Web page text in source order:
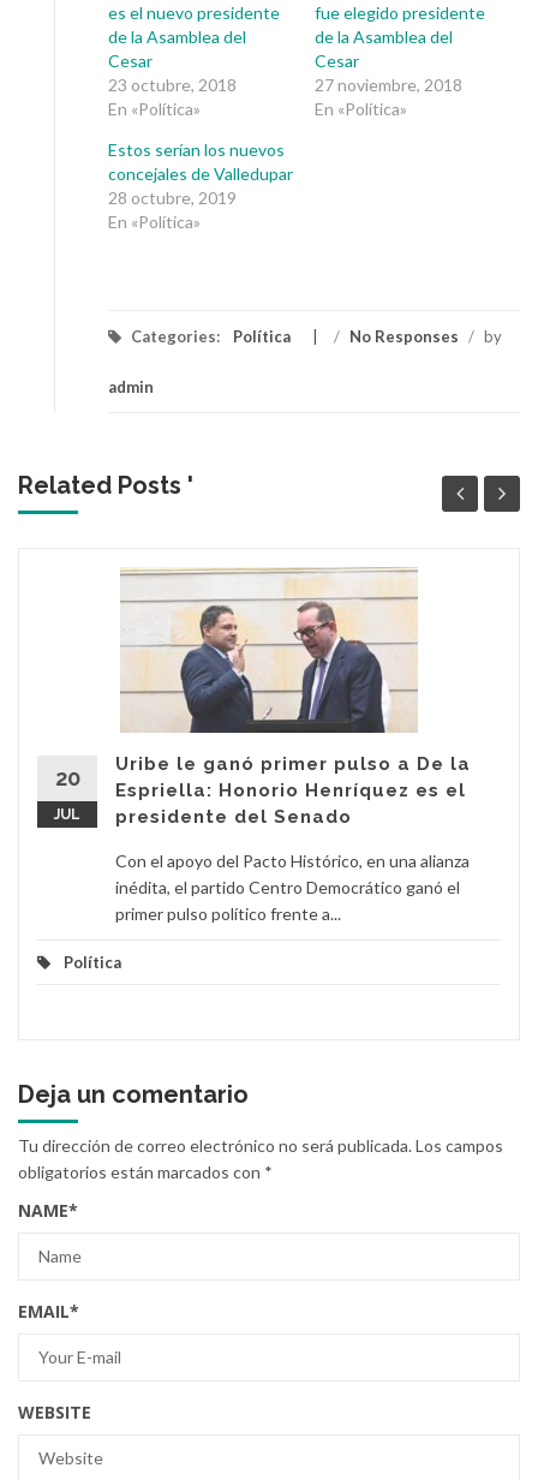
es el nuevo presidente
de la Asamblea del
Cesar
23 octubre, 2018
En «Política»
fue elegido presidente
de la Asamblea del
Cesar
27 noviembre, 2018
En «Política»
Estos serían los nuevos
concejales de Valledupar
28 octubre, 2019
En «Política»
Categories: Política / No Responses / by
admin
Related Posts '
20
JUL
Uribe le ganó primer pulso a De la
Espriella: Honorio Henríquez es el
presidente del Senado
Con el apoyo del Pacto Histórico, en una alianza
inédita, el partido Centro Democrático ganó el
primer pulso político frente a...
Política
Deja un comentario
Tu dirección de correo electrónico no será publicada.Los campos
obligatorios están marcados con *
NAME*
EMAIL*
WEBSITE